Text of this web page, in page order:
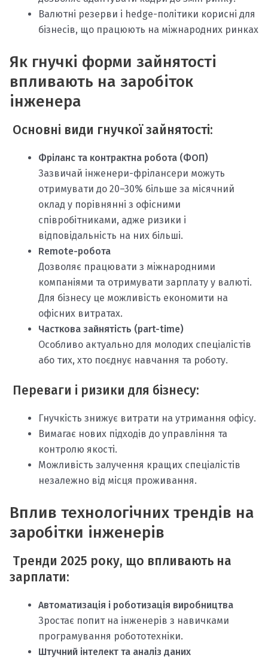
Валютні резерви і hedge-політики корисні для
бізнесів, що працюють на міжнародних ринках
Як гнучкі форми зайнятості
впливають на заробіток
інженера
Основні види гнучкої зайнятості:
Фріланс та контрактна робота (ФОП)
Зазвичай інженери-фрілансери можуть
отримувати до 20–30% більше за місячний
оклад у порівнянні з офісними
співробітниками, адже ризики і
відповідальність на них більші.
Remote-робота
Дозволяє працювати з міжнародними
компаніями та отримувати зарплату у валюті.
Для бізнесу це можливість економити на
офісних витратах.
Часткова зайнятість (part-time)
Особливо актуально для молодих спеціалістів
або тих, хто поєднує навчання та роботу.
Переваги і ризики для бізнесу:
Гнучкість знижує витрати на утримання офісу.
Вимагає нових підходів до управління та
контролю якості.
Можливість залучення кращих спеціалістів
незалежно від місця проживання.
Вплив технологічних трендів на
заробітки інженерів
Тренди 2025 року, що впливають на
зарплати:
Автоматизація і роботизація виробництва
Зростає попит на інженерів з навичками
програмування робототехніки.
Штучний інтелект та аналіз даних